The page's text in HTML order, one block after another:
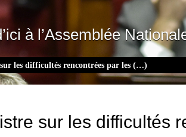
à l’Assemblée
les difficultés rencontrées par les (…)
sur les difficultés